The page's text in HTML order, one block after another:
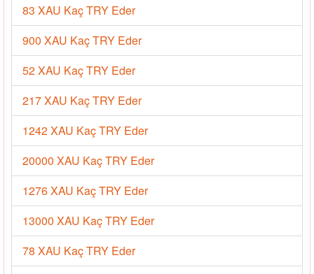
83 XAU Kaç TRY Eder
900 XAU Kaç TRY Eder
52 XAU Kaç TRY Eder
217 XAU Kaç TRY Eder
1242 XAU Kaç TRY Eder
20000 XAU Kaç TRY Eder
1276 XAU Kaç TRY Eder
13000 XAU Kaç TRY Eder
78 XAU Kaç TRY Eder